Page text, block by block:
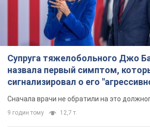
Супруга тяжелобольного Джо
назвала первый симптом,
сигнализировал о его
Сначала врачи не обратили на это
9 годин тому 12,7 т.